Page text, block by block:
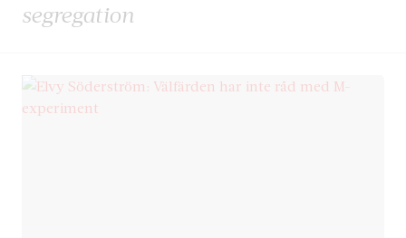
segregation